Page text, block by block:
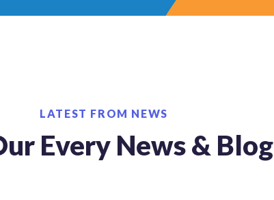
LATEST FROM NEWS
Every News & Blog